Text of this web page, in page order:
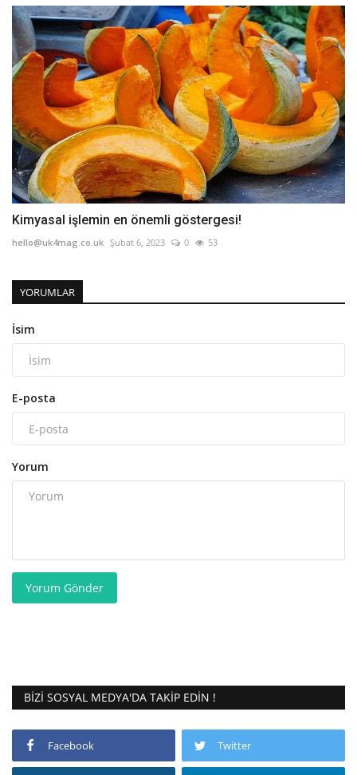
Kimyasal işlemin en önemli göstergesi!
hello@uk4mag.co.uk Şubat 6, 2023 0 53
YORUMLAR
İsim
E-posta
Yorum
Yorum Gönder
BIZI SOSYAL MEDYA'DA TAKIP EDIN !
Facebook Twitter